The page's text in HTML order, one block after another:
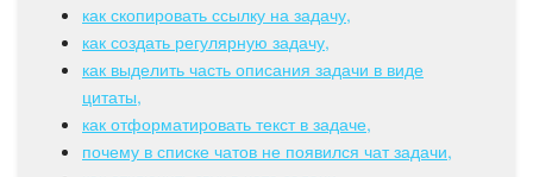
Почта
CRM
Онлайн-запись
как скопировать ссылку на задачу,
как создать регулярную задачу,
как выделить часть описания задачи в виде
цитаты,
как отформатировать текст в задаче,
почему в списке чатов не появился чат задачи,